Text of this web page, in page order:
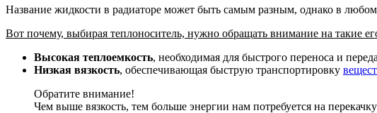
Название жидкости в радиаторе может быть самым разным, однако в
Вот почему, выбирая теплоноситель, нужно обращать внимание на такие
Высокая теплоемкость, необходимая для быстрого переноса и
Низкая вязкость, обеспечивающая быструю транспортировку
Обратите внимание!
Чем выше вязкость, тем больше энергии нам потребуется на